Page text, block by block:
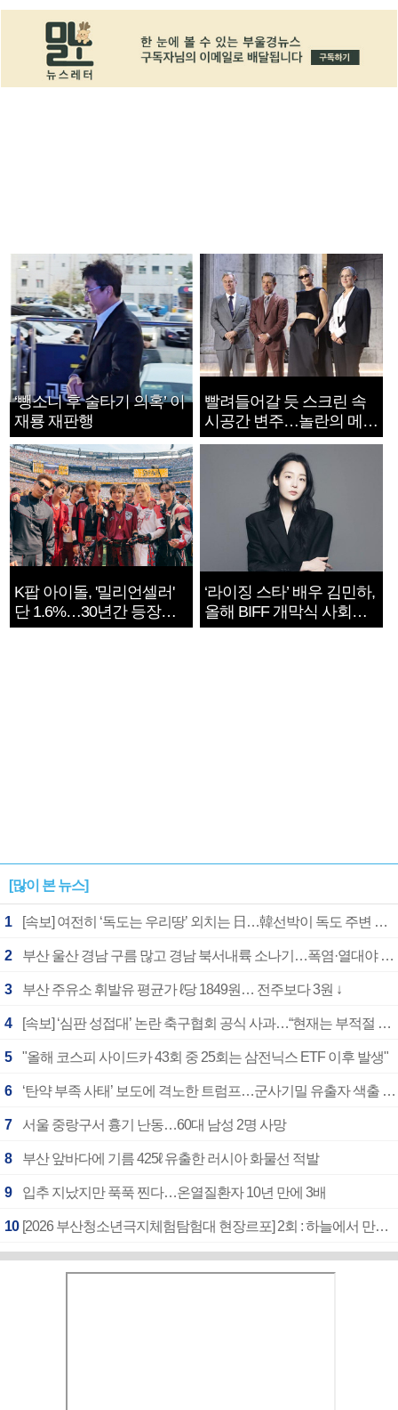
‘뺑소니 후 술타기 의혹’ 이
재룡 재판행
빨려들어갈 듯 스크린 속
시공간 변주…놀란의 메시
지는 ‘전쟁 속죄’
K팝 아이돌, '밀리언셀러'
단 1.6%…30년간 등장
1182개팀 전수조사
‘라이징 스타’ 배우 김민하,
올해 BIFF 개막식 사회자
확정
[많이 본 뉴스]
1 [속보] 여전히 ‘독도는 우리땅’ 외치는 日…韓선박이 독도 주변 해양조사 활동하자 반발
2 부산 울산 경남 구름 많고 경남 북서내륙 소나기…폭염·열대야 계속
3 부산 주유소 휘발유 평균가 ℓ당 1849원… 전주보다 3원 ↓
4 [속보] ‘심판 성접대’ 논란 축구협회 공식 사과…“현재는 부적절 행위 없어”
5 "올해 코스피 사이드카 43회 중 25회는 삼전닉스 ETF 이후 발생"
6 ‘탄약 부족 사태’ 보도에 격노한 트럼프…군사기밀 유출자 색출 지시
7 서울 중랑구서 흉기 난동…60대 남성 2명 사망
8 부산 앞바다에 기름 425ℓ 유출한 러시아 화물선 적발
9 입추 지났지만 푹푹 찐다…온열질환자 10년 만에 3배
10 [2026 부산청소년극지체험탐험대 현장르포] 2회 : 하늘에서 만난 얼음의 나라